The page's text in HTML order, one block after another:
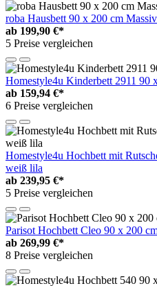
roba Hausbett 90 x 200 cm
ab 199,90 €*
5 Preise vergleichen
Homestyle4u Kinderbett 2911 90
ab 159,94 €*
6 Preise vergleichen
Homestyle4u Hochbett mit
weiß lila
ab 239,95 €*
5 Preise vergleichen
Parisot Hochbett Cleo 90 x 200
ab 269,99 €*
8 Preise vergleichen